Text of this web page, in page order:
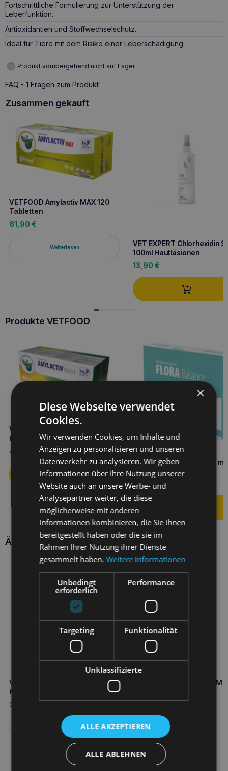
Fortschrittliche Formulierung zur Unterstützung der
Leberfunktion.
Antioxidantien und Stoffwechselschutz.
Ideal für Tiere mit dem Risiko einer Leberschädigung.
Produkt vorübergehend nicht auf Lager
FAQ - 1 Fragen zum Produkt
Zusammen gekauft
VETFOOD Amylactiv MAX 120
Tabletten
81,90 €
Weiterlesen
VET EXPERT Chlorhexidin
100ml Hautläsionen
13,90 €
Produkte VETFOOD
VETFOOD Amylactiv digest 120
Kapseln
47,50
VETFOOD Flora Balance
Kapseln
12,10 €
Ähnliche Produkte
VETFOOD Osteoarthistop 90
Kapseln
26,20
Weiterlesen
VETFOOD MAXI/GUARD
×
Diese Webseite verwendet
Cookies.
Wir verwenden Cookies, um Inhalte und
Anzeigen zu personalisieren und unseren
Datenverkehr zu analysieren. Wir geben
Informationen über Ihre Nutzung unserer
Website auch an unsere Werbe- und
Analysepartner weiter, die diese
möglicherweise mit anderen
Informationen kombinieren, die Sie ihnen
bereitgestellt haben oder die sie im
Rahmen Ihrer Nutzung ihrer Dienste
gesammelt haben.Weitere Informationen
Unbedingt
erforderlich
Performance
Targeting Funktionalität
Unklassifizierte
ALLE AKZEPTIEREN
ALLE ABLEHNEN